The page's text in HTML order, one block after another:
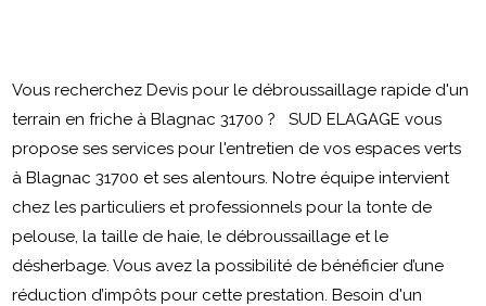
Vous recherchez Devis pour le débroussaillage rapide d'un
terrain en friche à Blagnac 31700 ? SUD ELAGAGE vous
propose ses services pour l'entretien de vos espaces verts
à Blagnac 31700 et ses alentours. Notre équipe intervient
chez les particuliers et professionnels pour la tonte de
pelouse, la taille de haie, le débroussaillage et le
désherbage. Vous avez la possibilité de bénéficier d’une
réduction d’impôts pour cette prestation. Besoin d'un